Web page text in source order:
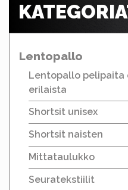
Lentopallo
Lentopallo pelipaita
erilaista
Shortsit unisex
Shortsit naisten
Mittataulukko
Seuratekstiilit